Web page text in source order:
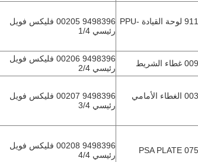
5322214 91176 لوحة القيادة PPU-
9498396 00205 فليكس فويل
رئيسي 1/4
9498396 00206 فليكس فويل
رئيسي 2/4
9498396 00372 الغطاء الأمامي
9498396 00207 فليكس فويل
رئيسي 3/4
9498396 00208 فليكس فويل
رئيسي 4/4